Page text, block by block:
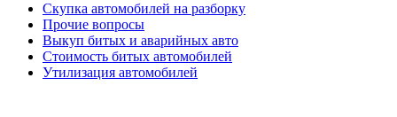
Скупка автомобилей на разборку
Прочие вопросы
Выкуп битых и аварийных авто
Стоимость битых автомобилей
Утилизация автомобилей